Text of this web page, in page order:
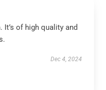
It’s of high quality and
Dec 4, 2024